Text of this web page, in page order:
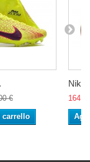
€
carrello
Nike